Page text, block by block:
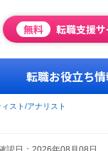
無料 転職支援
転職お役立ち
スト/アナリスト